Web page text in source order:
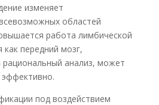
изменяет
областей
работа лимбической
передний мозг,
анализ, может
под воздействием